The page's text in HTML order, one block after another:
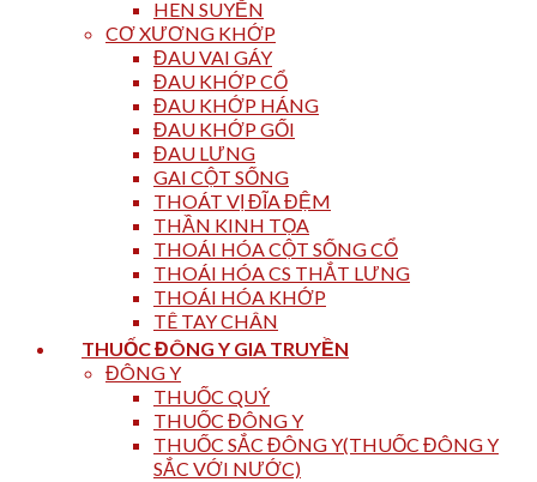
HEN SUYỄN
CƠ XƯƠNG KHỚP
ĐAU VAI GÁY
ĐAU KHỚP CỔ
ĐAU KHỚP HÁNG
ĐAU KHỚP GỐI
ĐAU LƯNG
GAI CỘT SỐNG
THOÁT VỊ ĐĨA ĐỆM
THẦN KINH TỌA
THOÁI HÓA CỘT SỐNG CỔ
THOÁI HÓA CS THẮT LƯNG
THOÁI HÓA KHỚP
TÊ TAY CHÂN
THUỐC ĐÔNG Y GIA TRUYỀN
ĐÔNG Y
THUỐC QUÝ
THUỐC ĐÔNG Y
THUỐC SẮC ĐÔNG Y(THUỐC ĐÔNG Y
SẮC VỚI NƯỚC)